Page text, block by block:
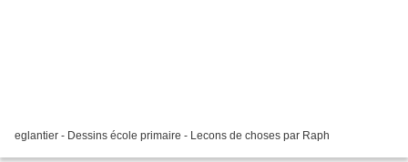
eglantier - Dessins école primaire - Lecons de choses par Raph